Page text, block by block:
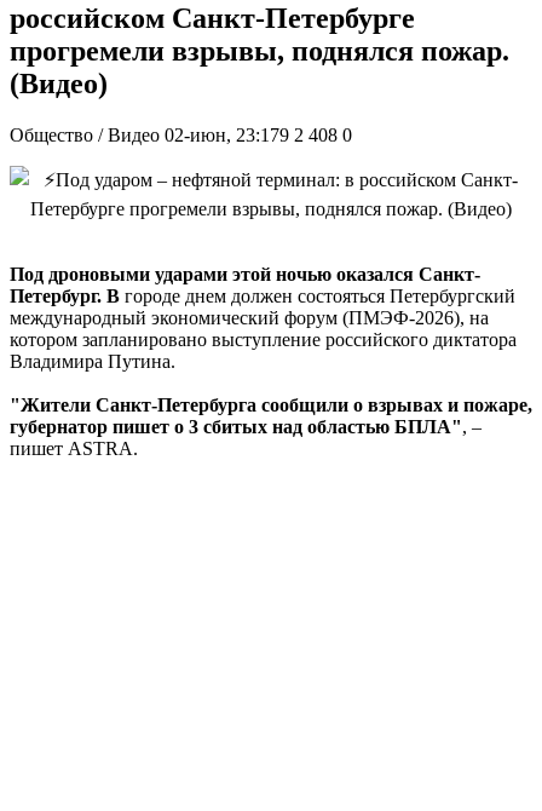
российском Санкт-Петербурге
прогремели взрывы, поднялся пожар.
(Видео)
Общество / Видео 02-июн, 23:179 2 408 0
Под дроновыми ударами этой ночью оказался Санкт-
Петербург. В городе днем должен состояться Петербургский
международный экономический форум (ПМЭФ-2026), на
котором запланировано выступление российского диктатора
Владимира Путина.
"Жители Санкт-Петербурга сообщили о взрывах и пожаре,
губернатор пишет о 3 сбитых над областью БПЛА", –
пишет ASTRA.